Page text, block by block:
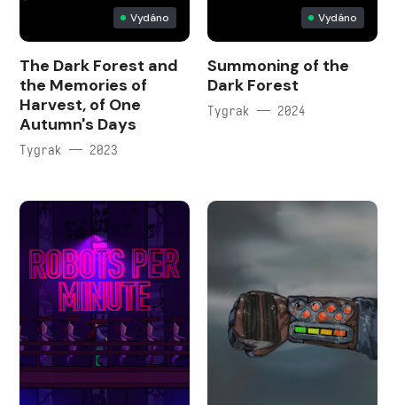
Vydáno
The Dark Forest and
the Memories of
Harvest, of One
Autumn's Days
Tygrak — 2023
Vydáno
Summoning of the
Dark Forest
Tygrak — 2024